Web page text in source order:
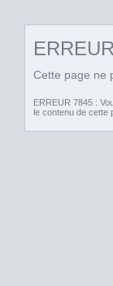
Cette page ne
ERREUR 7845 :
le contenu de cette